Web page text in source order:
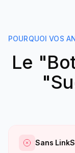
POURQUOI VOS
Le
Sans